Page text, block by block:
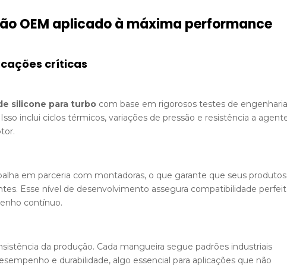
OEM aplicado à máxima performance
críticas
silicone para turbo com base em rigorosos testes de
inclui ciclos térmicos, variações de pressão e resistência a
em parceria com montadoras, o que garante que seus produtos
Esse nível de desenvolvimento assegura compatibilidade
contínuo.
da produção. Cada mangueira segue padrões industriais
e durabilidade, algo essencial para aplicações que não